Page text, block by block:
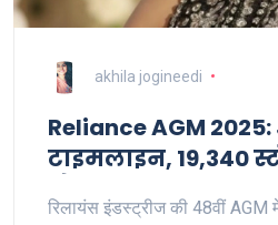
akhila jogineedi
Reliance AGM 2025:
टाइमलाइन, 19,340
रिलायंस इंडस्ट्रीज की 48वीं